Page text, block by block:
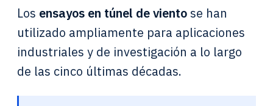
Los ensayos en túnel de vientose han
utilizado ampliamente para aplicaciones
industriales y de investigación a lo largo
de las cinco últimas décadas.